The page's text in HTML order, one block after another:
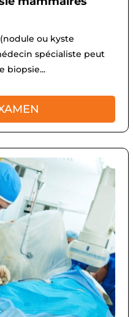
ou kyste
spécialiste peut
biopsie...